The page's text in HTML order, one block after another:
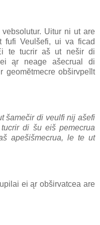
Uitur ni ut are
fufi Veulšefi, ui va ficad
te tucrir aš ut nešir di
ąr neage ašecrual di
geomĕtmecre obširvpeĭlt
šamečir di veulfi nij ašefi
di šu eiš pemecrua
apešišmecrua, le te ut
ei ąr obširvatcea are